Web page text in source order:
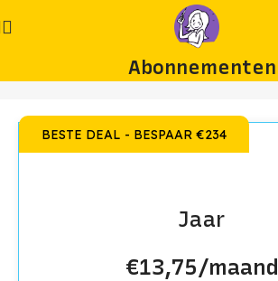
Abonnementen
BESTE DEAL - BESPAAR €234
Jaar
€13,75/maand